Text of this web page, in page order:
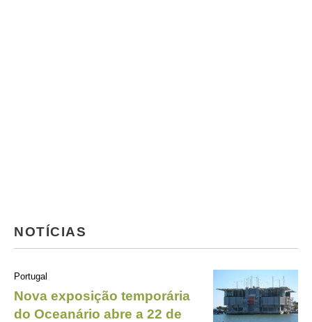
NOTÍCIAS
Portugal
Nova exposição temporária
do Oceanário abre a 22 de